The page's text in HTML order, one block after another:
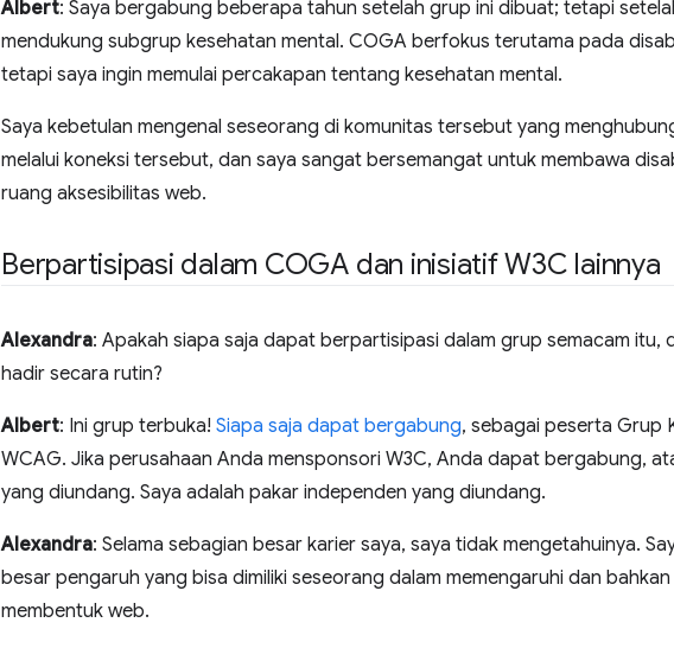
Albert: Saya bergabung beberapa tahun setelah grup ini dibuat; tetapi
mendukung subgrup kesehatan mental. COGA berfokus terutama pada
tetapi saya ingin memulai percakapan tentang kesehatan mental.
Saya kebetulan mengenal seseorang di komunitas tersebut yang
melalui koneksi tersebut, dan saya sangat bersemangat untuk membawa
ruang aksesibilitas web.
Berpartisipasi dalam COGA dan inisiatif W3C lainnya
Alexandra: Apakah siapa saja dapat berpartisipasi dalam grup semacam itu,
hadir secara rutin?
Albert: Ini grup terbuka! Siapa saja dapat bergabung, sebagai peserta Grup
WCAG. Jika perusahaan Anda mensponsori W3C, Anda dapat bergabung,
yang diundang. Saya adalah pakar independen yang diundang.
Alexandra: Selama sebagian besar karier saya, saya tidak mengetahuinya.
besar pengaruh yang bisa dimiliki seseorang dalam memengaruhi dan
membentuk web.